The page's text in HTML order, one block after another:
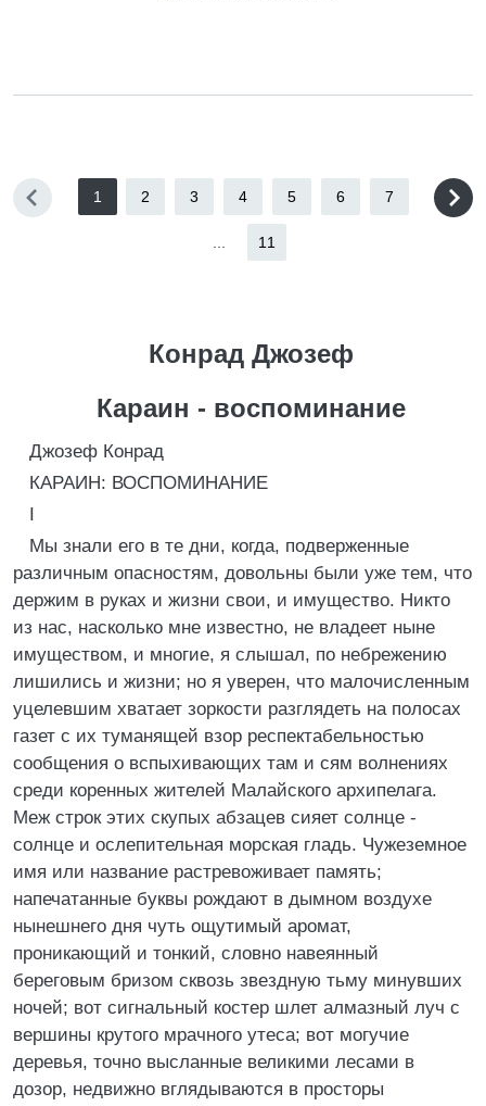
1 2 3 4 5 6 7
11
Конрад Джозеф
Караин - воспоминание
Джозеф Конрад
КАРАИН: ВОСПОМИНАНИЕ
I
Мы знали его в те дни, когда, подверженные
различным опасностям, довольны были уже тем, что
держим в руках и жизни свои, и имущество. Никто
из нас, насколько мне известно, не владеет ныне
имуществом, и многие, я слышал, по небрежению
лишились и жизни; но я уверен, что малочисленным
уцелевшим хватает зоркости разглядеть на полосах
газет с их туманящей взор респектабельностью
сообщения о вспыхивающих там и сям волнениях
среди коренных жителей Малайского архипелага.
Меж строк этих скупых абзацев сияет солнце -
солнце и ослепительная морская гладь. Чужеземное
имя или название растревоживает память;
напечатанные буквы рождают в дымном воздухе
нынешнего дня чуть ощутимый аромат,
проникающий и тонкий, словно навеянный
береговым бризом сквозь звездную тьму минувших
ночей; вот сигнальный костер шлет алмазный луч с
вершины крутого мрачного утеса; вот могучие
деревья, точно высланные великими лесами в
дозор, недвижно вглядываются в просторы